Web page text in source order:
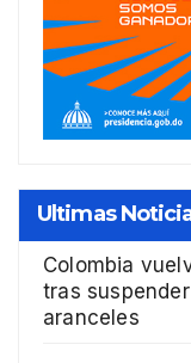
Ultimas
Colombia
tras
aranceles